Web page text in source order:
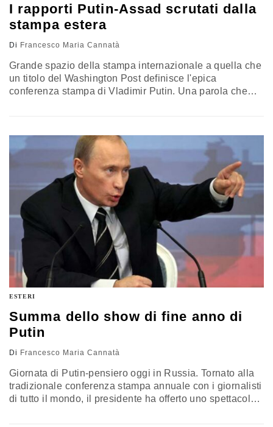
I rapporti Putin-Assad scrutati dalla
stampa estera
Di Francesco Maria Cannatà
Grande spazio della stampa internazionale a quella che
un titolo del Washington Post definisce l'epica
conferenza stampa di Vladimir Putin. Una parola che
Usa le quattro ore di maratona mediatica hanno avuto
toni di asprezza notevoli a differenza di quanto era
avvenuto in passato a…
ESTERI
Summa dello show di fine anno di
Putin
Di Francesco Maria Cannatà
Giornata di Putin-pensiero oggi in Russia. Tornato alla
tradizionale conferenza stampa annuale con i giornalisti
di tutto il mondo, il presidente ha offerto uno spettacolo